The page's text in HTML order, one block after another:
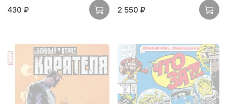
430 ₽
2 550 ₽